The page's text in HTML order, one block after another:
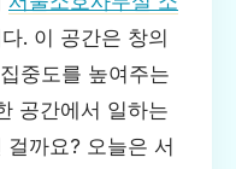
. 이 공간은 창의
중도를 높여주는
공간에서 일하는
까요? 오늘은 서